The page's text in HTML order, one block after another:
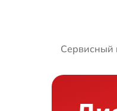
Сервисный